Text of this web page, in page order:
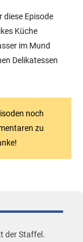
diese Episode
Küche
im Mund
Delikatessen
noch
zu
der Staffel.